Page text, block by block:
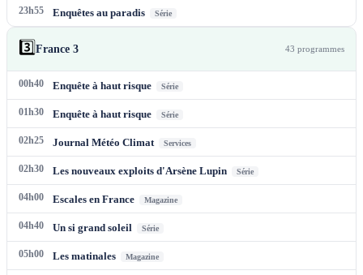
23h55 Enquêtes au paradis Série
3️⃣France 3 43 programmes
00h40 Enquête à haut risque Série
01h30 Enquête à haut risque Série
02h25 Journal Météo Climat Services
02h30 Les nouveaux exploits d'Arsène Lupin Série
04h00 Escales en France Magazine
04h40 Un si grand soleil Série
05h00 Les matinales Magazine